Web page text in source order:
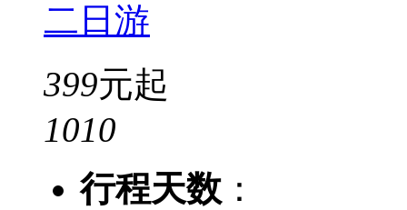
二日游
399元起
1010
行程天数 ：